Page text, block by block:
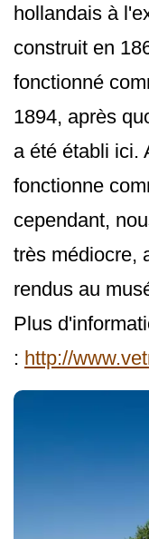
hollandais à
construit en
fonctionné
1894, après
a été établi ici.
fonctionne
cependant,
très médiocre,
rendus au
Plus
: http://